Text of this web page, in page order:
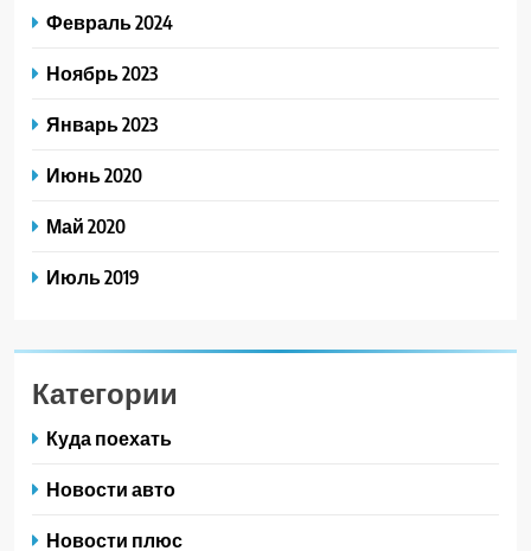
Февраль 2024
Ноябрь 2023
Январь 2023
Июнь 2020
Май 2020
Июль 2019
Категории
Куда поехать
Новости авто
Новости плюс